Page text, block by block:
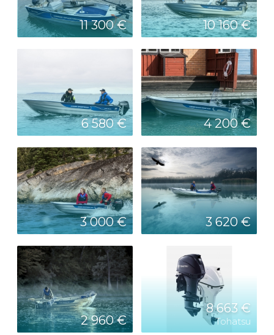
11 300 € 10 160 €
6 580 € 4 200 €
3 000 € 3 620 €
2 960 €
8 663 €
Tohatsu